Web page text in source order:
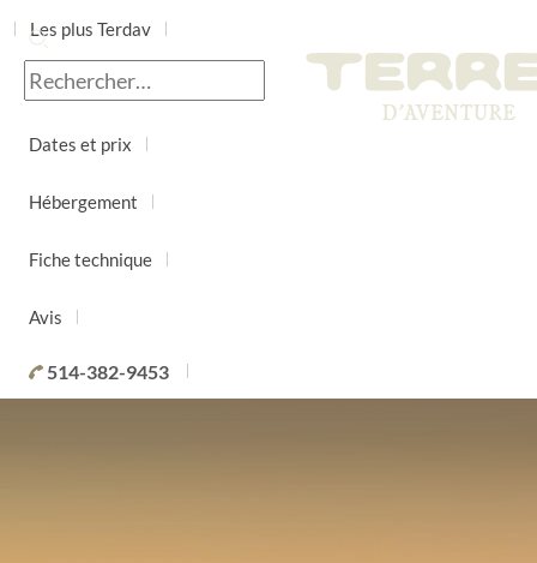
Les plus Terdav
Jour par jour
Dates et prix
Hébergement
Fiche technique
Avis
514-382-9453